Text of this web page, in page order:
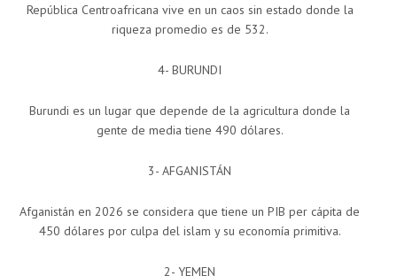
República Centroafricana vive en un caos sin estado donde la
riqueza promedio es de 532.
4- BURUNDI
Burundi es un lugar que depende de la agricultura donde la
gente de media tiene 490 dólares.
3- AFGANISTÁN
Afganistán en 2026 se considera que tiene un PIB per cápita de
450 dólares por culpa del islam y su economía primitiva.
2- YEMEN